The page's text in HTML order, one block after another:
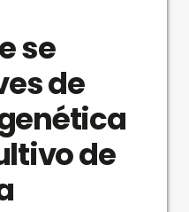
se
de
de